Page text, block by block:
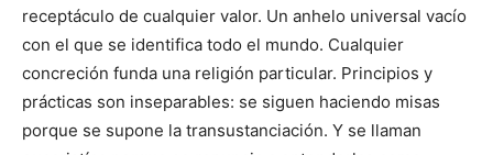
receptáculo de cualquier valor. Un anhelo universal vacío
con el que se identifica todo el mundo. Cualquier
concreción funda una religión particular. Principios y
prácticas son inseparables: se siguen haciendo misas
porque se supone la transustanciación. Y se llaman